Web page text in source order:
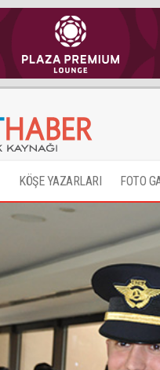
KÖŞE YAZARLARI FOTO